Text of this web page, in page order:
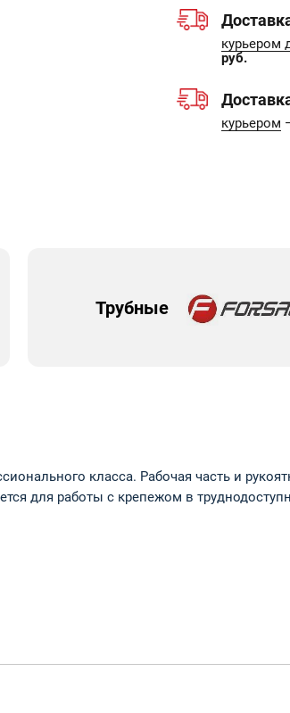
курьером
руб.
курьером
Трубные
класса. Рабочая часть и
для работы с крепежом в